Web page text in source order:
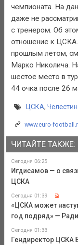
чемпионата. На
даже не
с тренером. Об
отношение к
прошлым летом,
Марко Николича.
шестое место в
44 очка после 26
ЦСКА,
www.euro-
ЧИТАЙТЕ ТАКЖЕ:
Сегодня 06:25
Игдисамов — о
ЦСКА
Сегодня 01:39
«ЦСКА может
год подряд» —
Сегодня 01:33
Гендиректор ЦСКА